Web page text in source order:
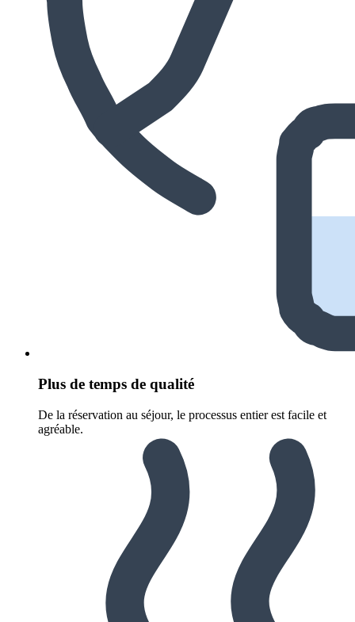
Plus de temps de qualité
De la réservation au séjour, le processus entier est facile et
agréable.